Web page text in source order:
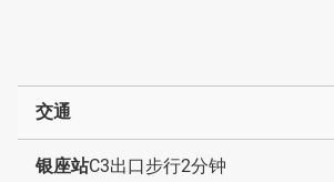
交通
银座站C3出口步行2分钟